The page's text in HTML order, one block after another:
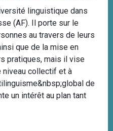
linguistique dans
(AF). Il porte sur le
au travers de leurs
que de la mise en
pratiques, mais il vise
niveau collectif et à
de
un intérêt au plan tant